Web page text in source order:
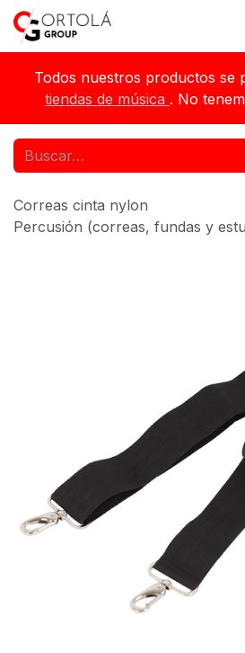
Ir al contenido
Todos nuestros productos se
tiendas de música . No
Correas cinta nylon
Percusión (correas, fundas y